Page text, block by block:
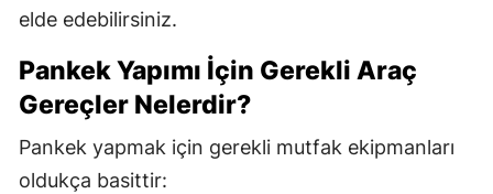
elde edebilirsiniz.
Pankek Yapımı İçin Gerekli Araç
Gereçler Nelerdir?
Pankek yapmak için gerekli mutfak ekipmanları
oldukça basittir: